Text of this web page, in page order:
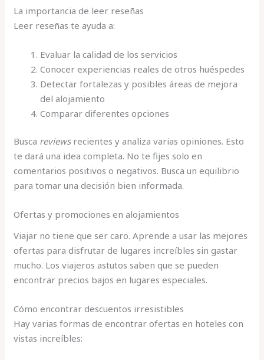
La importancia de leer reseñas
Leer reseñas te ayuda a:
Evaluar la calidad de los servicios
Conocer experiencias reales de otros huéspedes
Detectar fortalezas y posibles áreas de mejora
del alojamiento
Comparar diferentes opciones
Busca reviewsrecientes y analiza varias opiniones. Esto
te dará una idea completa. No te fijes solo en
comentarios positivos o negativos. Busca un equilibrio
para tomar una decisión bien informada.
Ofertas y promociones en alojamientos
Viajar no tiene que ser caro. Aprende a usar las mejores
ofertas para disfrutar de lugares increíbles sin gastar
mucho. Los viajeros astutos saben que se pueden
encontrar precios bajos en lugares especiales.
Cómo encontrar descuentos irresistibles
Hay varias formas de encontrar ofertas en hoteles con
vistas increíbles: